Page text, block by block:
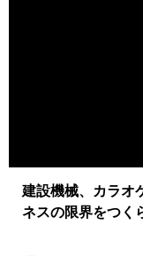
建設機械、カラオ
ネスの限界をつく